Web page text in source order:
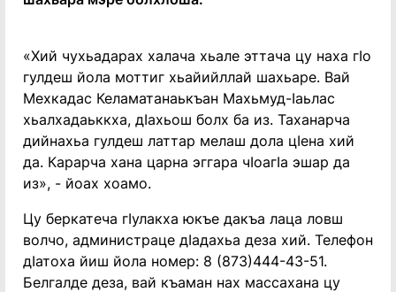
«Хий чухьадарах халача хьале эттача цу наха гӀо
гулдеш йола моттиг хьайийллай шахьаре. Вай
Мехкадас Келаматанаькъан Махьмуд-Ӏаьлас
хьалхадаьккха, дӀахьош болх ба из. Таханарча
дийнахьа гулдеш латтар мелаш дола цӀена хий
да. Карарча хана царна эггара чӀоагӀа эшар да
из», - йоах хоамо.
Цу беркатеча гӀулакха юкъе дакъа лаца ловш
волчо, администраце дӀадахьа деза хий. Телефон
дӀатоха йиш йола номер: 8 (873)444-43-51.
Белгалде деза, вай къаман нах массахана цу